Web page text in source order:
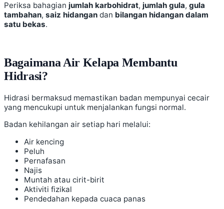
Periksa bahagian jumlah karbohidrat, jumlah gula, gula
tambahan, saiz hidangan dan bilangan hidangan dalam
satu bekas.
Bagaimana Air Kelapa Membantu
Hidrasi?
Hidrasi bermaksud memastikan badan mempunyai cecair
yang mencukupi untuk menjalankan fungsi normal.
Badan kehilangan air setiap hari melalui:
Air kencing
Peluh
Pernafasan
Najis
Muntah atau cirit-birit
Aktiviti fizikal
Pendedahan kepada cuaca panas